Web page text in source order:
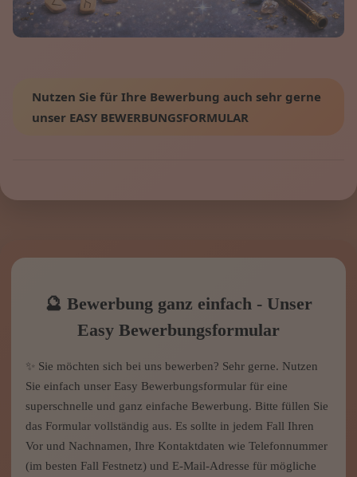
Nutzen Sie für Ihre Bewerbung auch sehr gerne
unser EASY BEWERBUNGSFORMULAR
🔮 Bewerbung ganz einfach - Unser
Easy Bewerbungsformular
✨ Sie möchten sich bei uns bewerben? Sehr gerne. Nutzen
Sie einfach unser Easy Bewerbungsformular für eine
superschnelle und ganz einfache Bewerbung. Bitte füllen Sie
das Formular vollständig aus. Es sollte in jedem Fall Ihren
Vor und Nachnamen, Ihre Kontaktdaten wie Telefonnummer
(im besten Fall Festnetz) und E-Mail-Adresse für mögliche